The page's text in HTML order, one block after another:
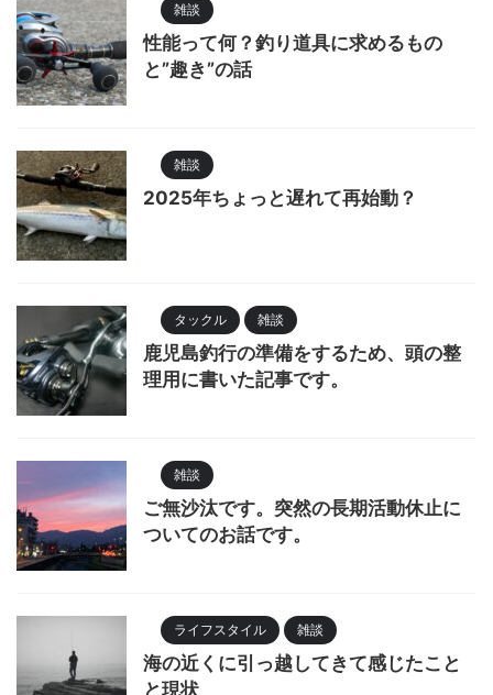
雑談
性能って何？釣り道具に求めるもの
と”趣き”の話
雑談
2025年ちょっと遅れて再始動？
タックル 雑談
鹿児島釣行の準備をするため、頭の整
理用に書いた記事です。
雑談
ご無沙汰です。突然の長期活動休止に
ついてのお話です。
ライフスタイル 雑談
海の近くに引っ越してきて感じたこと
と現状